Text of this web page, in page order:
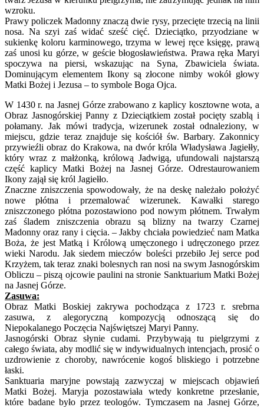
wzroku.
Prawy policzek Madonny znaczą dwie rysy, przecięte trzecią na linii
nosa. Na szyi zaś widać sześć cięć. Dzieciątko, przyodziane w
sukienkę koloru karminowego, trzyma w lewej ręce księgę, prawą
zaś unosi ku górze, w geście błogosławieństwa. Prawa ręka Maryi
spoczywa na piersi, wskazując na Syna, Zbawiciela świata.
Dominującym elementem Ikony są złocone nimby wokół głowy
Matki Bożej i Jezusa – to symbole Boga Ojca.
W 1430 r. na Jasnej Górze zrabowano z kaplicy kosztowne wota, a
Obraz Jasnogórskiej Panny z Dzieciątkiem został pocięty szablą i
połamany. Jak mówi tradycja, wizerunek został odnaleziony, w
miejscu, gdzie teraz znajduje się kościół św. Barbary. Zakonnicy
przywieźli obraz do Krakowa, na dwór króla Władysława Jagiełły,
który wraz z małżonką, królową Jadwigą, ufundowali najstarszą
część kaplicy Matki Bożej na Jasnej Górze. Odrestaurowaniem
Ikony zajął się król Jagiełło.
Znaczne zniszczenia spowodowały, że na deskę należało położyć
nowe płótna i przemalować wizerunek. Kawałki starego
zniszczonego płótna pozostawiono pod nowym płótnem. Trwałym
zaś śladem zniszczenia obrazu są blizny na twarzy Czarnej
Madonny oraz rany i cięcia. – Jakby chciała powiedzieć nam Matka
Boża, że jest Matką i Królową umęczonego i udręczonego przez
wieki Narodu. Jak siedem mieczów boleści przebiło Jej serce pod
Krzyżem, tak teraz znaki bolesnych ran nosi na swym Jasnogórskim
Obliczu – piszą ojcowie paulini na stronie Sanktuarium Matki Bożej
na Jasnej Górze.
Zasuwa:
Obraz Matki Boskiej zakrywa pochodząca z 1723 r. srebrna
zasuwa, z alegoryczną kompozycją odnoszącą się do
Niepokalanego Poczęcia Najświętszej Maryi Panny.
Jasnogórski Obraz słynie cudami. Przybywają tu pielgrzymi z
całego świata, aby modlić się w indywidualnych intencjach, prosić o
uzdrowienie z choroby, nawrócenie kogoś bliskiego i potrzebne
łaski.
Sanktuaria maryjne powstają zazwyczaj w miejscach objawień
Matki Bożej. Maryja pozostawiała wtedy konkretne przesłanie,
które badane było przez teologów. Tymczasem na Jasnej Górze,